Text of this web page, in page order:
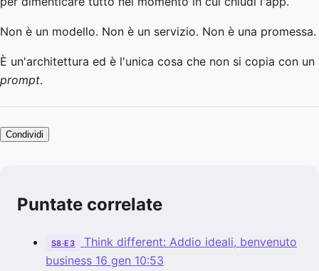
Non è un modello. Non è un servizio. Non è una promessa.
È un'architettura ed è l'unica cosa che non si copia con un
prompt.
Condividi
Puntate correlate
S8·E3
Think different: Addio ideali, benvenuto
business 16 gen 10:53